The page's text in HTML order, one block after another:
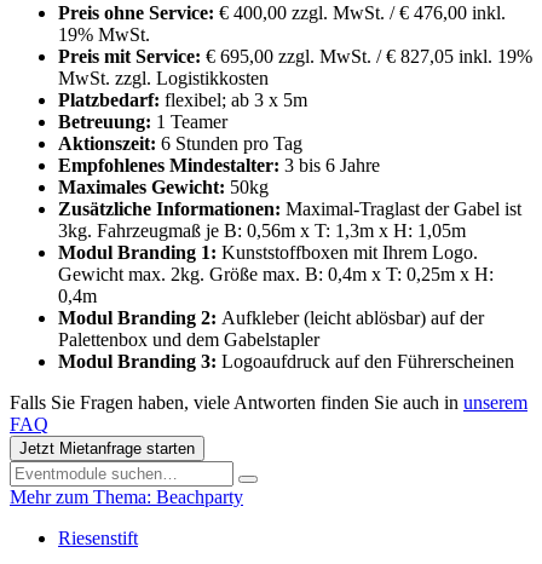
Preis ohne Service: € 400,00 zzgl. MwSt. / € 476,00 inkl.
19% MwSt.
Preis mit Service: € 695,00 zzgl. MwSt. / € 827,05 inkl. 19%
MwSt. zzgl. Logistikkosten
Platzbedarf: flexibel; ab 3 x 5m
Betreuung: 1 Teamer
Aktionszeit: 6 Stunden pro Tag
Empfohlenes Mindestalter: 3 bis 6 Jahre
Maximales Gewicht: 50kg
Zusätzliche Informationen: Maximal-Traglast der Gabel ist
3kg. Fahrzeugmaß je B: 0,56m x T: 1,3m x H: 1,05m
Modul Branding 1: Kunststoffboxen mit Ihrem Logo.
Gewicht max. 2kg. Größe max. B: 0,4m x T: 0,25m x H:
0,4m
Modul Branding 2: Aufkleber (leicht ablösbar) auf der
Palettenbox und dem Gabelstapler
Modul Branding 3: Logoaufdruck auf den Führerscheinen
Falls Sie Fragen haben, viele Antworten finden Sie auch in unserem
FAQ
Jetzt Mietanfrage starten
Mehr zum Thema: Beachparty
Riesenstift